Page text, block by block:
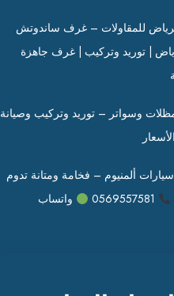
للمقاولات – غرف ساندوتش
| توريد وتركيب | غرف جاهزة
وسواتر – توريد وتركيب وصيانة
ألمنيوم – فخامة ومتانة تدوم
واتساب